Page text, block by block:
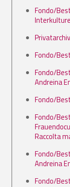
Fondo/
Privatarchiv
Fondo/
Fondo/
Andreina
Fondo/
Fondo/
Raccolta
Fondo/
Andreina
Fondo/